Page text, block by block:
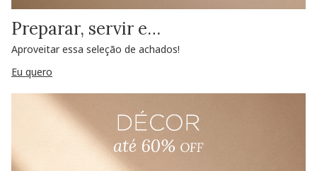
Preparar, servir e…
Aproveitar essa seleção de achados!
Eu quero